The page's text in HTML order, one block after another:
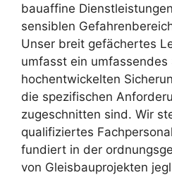
bauaffine
sensiblen
Unser breit gefächertes
umfasst ein umfassendes
hochentwickelten
die spezifischen
zugeschnitten sind. Wir
qualifiziertes
fundiert in der
von Gleisbauprojekten